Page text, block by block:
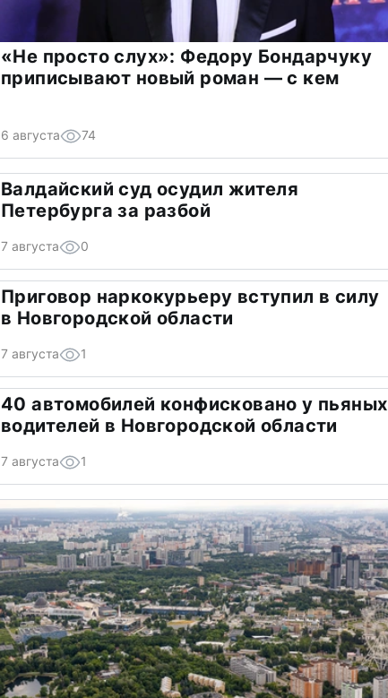
«Не просто слух»: Федору Бондарчуку
приписывают новый роман — с кем
6 августа 74
Валдайский суд осудил жителя
Петербурга за разбой
7 августа 0
Приговор наркокурьеру вступил в силу
в Новгородской области
7 августа 1
40 автомобилей конфисковано у пьяных
водителей в Новгородской области
7 августа 1